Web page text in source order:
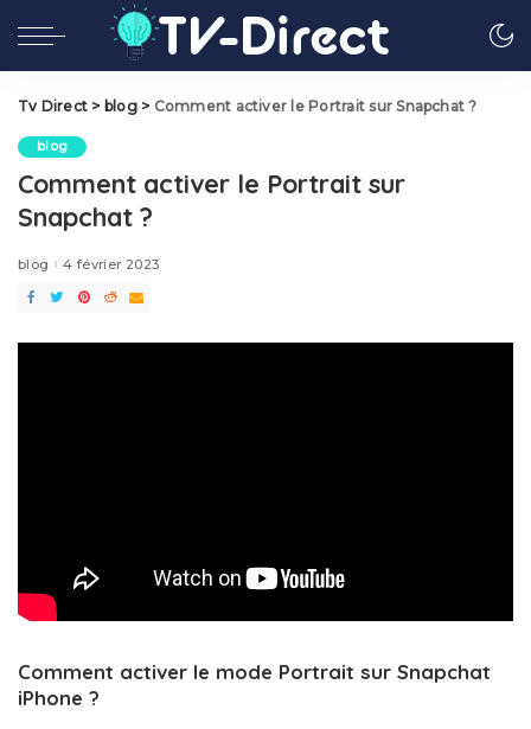
Tv Direct > blog> Comment activer le Portrait sur Snapchat ?
blog
Comment activer le Portrait sur
Snapchat ?
blog 4 février 2023
Comment activer le mode Portrait sur Snapchat
iPhone ?